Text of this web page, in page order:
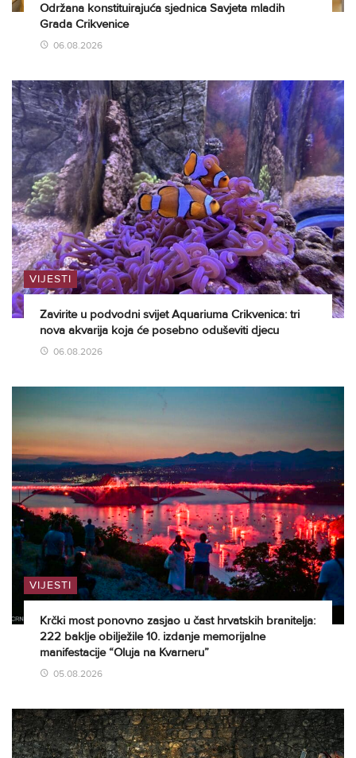
Održana konstituirajuća sjednica Savjeta mladih
Grada Crikvenice
06.08.2026
VIJESTI
Zavirite u podvodni svijet Aquariuma Crikvenica: tri
nova akvarija koja će posebno oduševiti djecu
06.08.2026
VIJESTI
Krčki most ponovno zasjao u čast hrvatskih branitelja:
222 baklje obilježile 10. izdanje memorijalne
manifestacije “Oluja na Kvarneru”
05.08.2026